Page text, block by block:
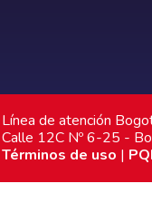
Línea de atención
Calle 12C Nº 6-25 -
Términos de uso |